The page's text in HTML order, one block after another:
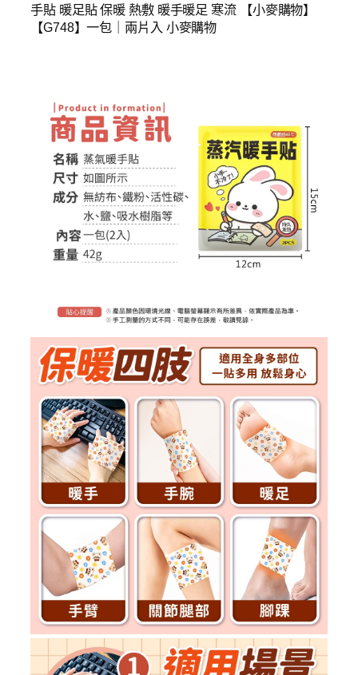
手貼 暖足貼 保暖 熱敷 暖手暖足 寒流 【小麥購物】
【G748】一包｜兩片入 小麥購物